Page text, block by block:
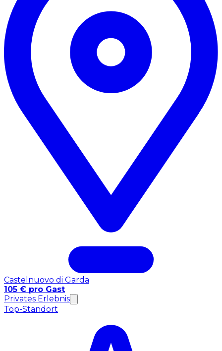
Castelnuovo di Garda
105 € pro Gast
Privates Erlebnis
Top-Standort